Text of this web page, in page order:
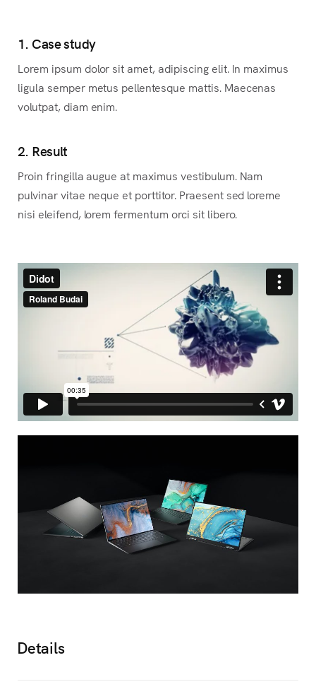
1. Case study
Lorem ipsum dolor sit amet, adipiscing elit. In maximus
ligula semper metus pellentesque mattis. Maecenas
volutpat, diam enim.
2. Result
Proin fringilla augue at maximus vestibulum. Nam
pulvinar vitae neque et porttitor. Praesent sed loreme
nisi eleifend, lorem fermentum orci sit libero.
Details